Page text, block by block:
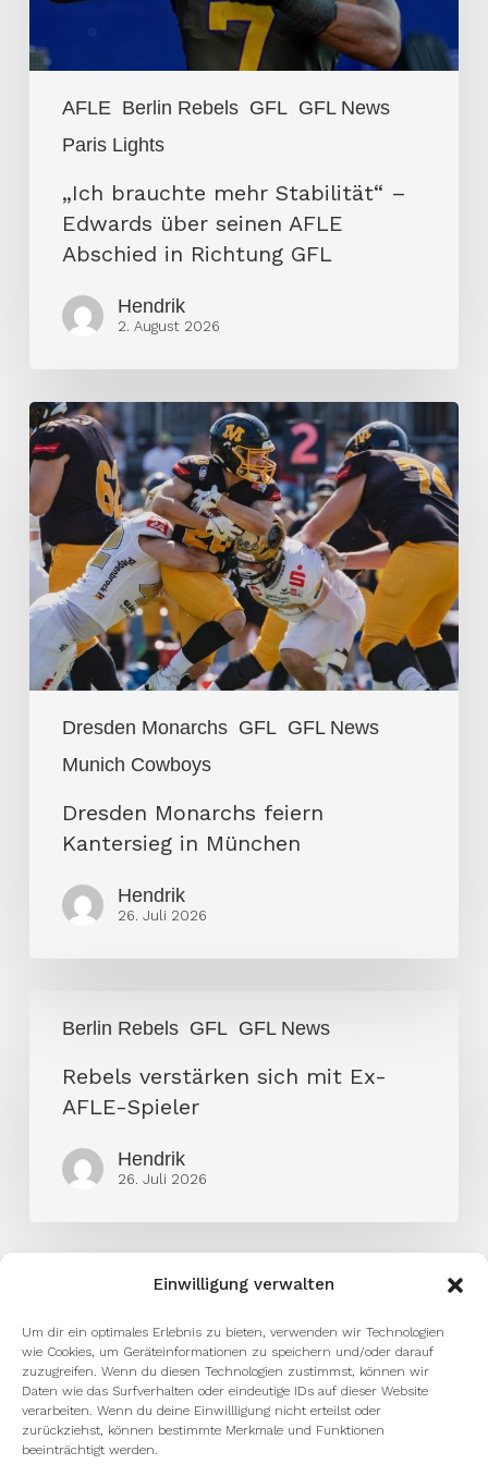
Einwilligung verwalten
Um dir ein optimales Erlebnis zu bieten, verwenden wir Technologien
wie Cookies, um Geräteinformationen zu speichern und/oder darauf
zuzugreifen. Wenn du diesen Technologien zustimmst, können wir
Daten wie das Surfverhalten oder eindeutige IDs auf dieser Website
verarbeiten. Wenn du deine Einwillligung nicht erteilst oder
zurückziehst, können bestimmte Merkmale und Funktionen
beeinträchtigt werden.
AFLE Berlin Rebels GFL GFL News
Paris Lights
AFLE
Richtung
„Ich brauchte mehr Stabilität“ –
Edwards über seinen AFLE
Abschied in Richtung GFL
Hendrik
2. August 2026
Dresden Monarchs GFL GFL News
Munich Cowboys
Dresden
Monarchs
feiern
Kantersieg
in
München
Dresden Monarchs feiern
Kantersieg in München
Hendrik
26. Juli 2026
Berlin Rebels GFL GFL News
verstärken
AFLE-
Rebels verstärken sich mit Ex-
AFLE-Spieler
Hendrik
26. Juli 2026